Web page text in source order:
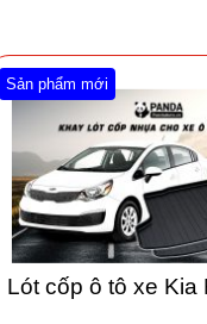
Sản phẩm mới
Lót cốp ô tô xe Kia